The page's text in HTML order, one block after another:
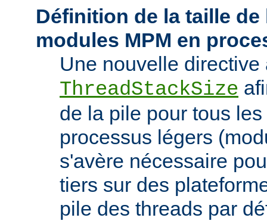
Définition de la taille
modules MPM en
Une nouvelle directive
ThreadStackSize
de la pile pour tous
processus légers
s'avère nécessaire
tiers sur des
pile des threads par